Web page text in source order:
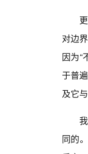
对边
因为“
于普
及它
同的